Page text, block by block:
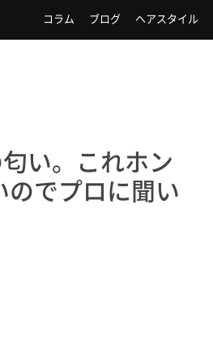
コラム ブログ ヘアスタイル
い。これホン
のでプロに聞い